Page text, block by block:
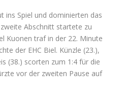
ins Spiel und dominierten das
Abschnitt startete zu
Kuonen traf in der 22. Minute
der EHC Biel. Künzle (23.),
(38.) scorten zum 1:4 für die
vor der zweiten Pause auf